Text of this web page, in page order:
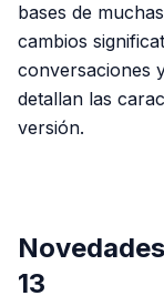
bases de
cambios
conversaciones
detallan las
versión.
13